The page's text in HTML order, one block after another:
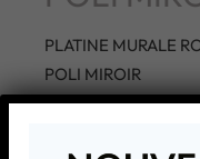
PLATINE MURALE
POLI MIROIR